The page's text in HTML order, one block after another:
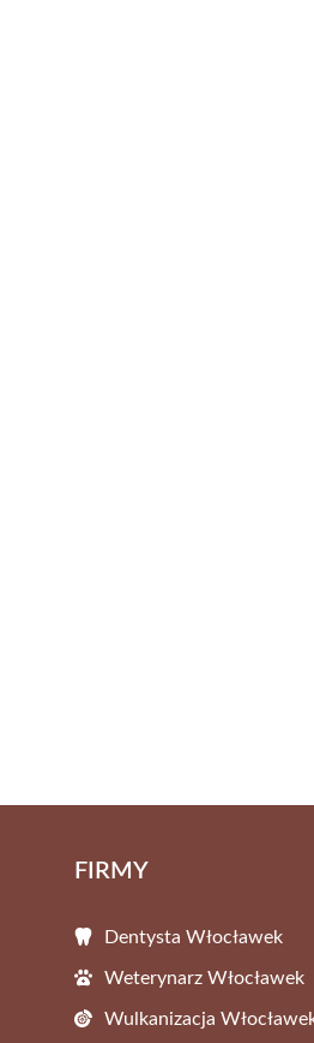
FIRMY
Dentysta Włocławek
Weterynarz Włocławek
Wulkanizacja